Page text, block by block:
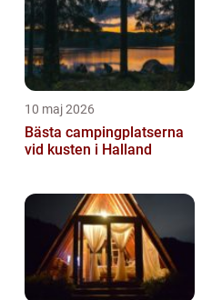
10 maj 2026
Bästa campingplatserna
vid kusten i Halland